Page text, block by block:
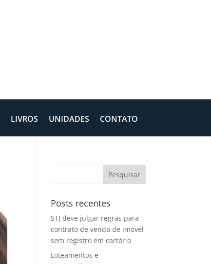
LIVROS UNIDADES CONTATO
Posts recentes
STJ deve julgar regras para
contrato de venda de imóvel
sem registro em cartório
Loteamentos e